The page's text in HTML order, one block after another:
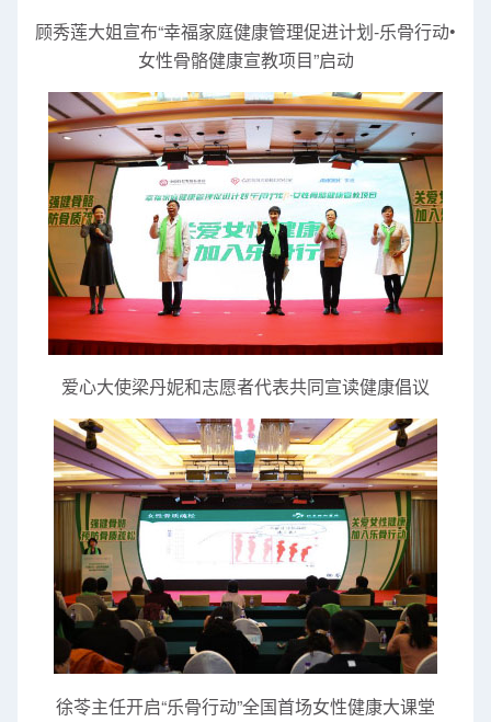
顾秀莲大姐宣布“幸福家庭健康管理促进计划-乐骨行动•
女性骨骼健康宣教项目”启动
爱心大使梁丹妮和志愿者代表共同宣读健康倡议
徐苓主任开启“乐骨行动”全国首场女性健康大课堂